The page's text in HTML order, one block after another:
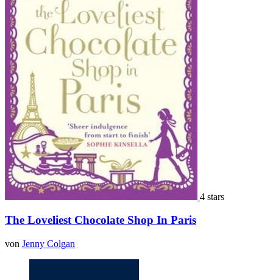
4 stars
The Loveliest Chocolate Shop In Paris
von Jenny Colgan